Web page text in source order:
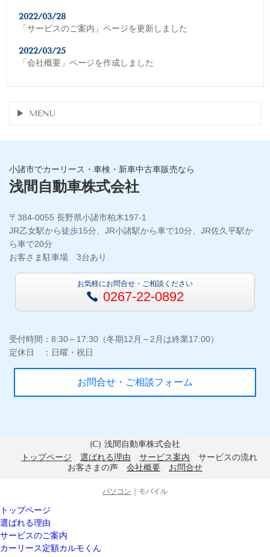
2022/03/28
「サービスのご案内」ページを更新しました
2022/03/25
「会社概要」ページを作成しました
MENU
小諸市でカーリース・車検・新車中古車販売なら
浅間自動車株式会社
〒384-0055 長野県小諸市柏木197-1
JR乙女駅から徒歩15分、JR小諸駅から車で10分、JR佐久平駅か
ら車で20分
お客さま駐車場 3台あり
お気軽にお問合せ・ご相談ください
0267-22-0892
受付時間：8:30～17:30（冬期12月～2月は終業17:00）
定休日 ：日曜・祝日
お問合せ・ご相談フォーム
(C) 浅間自動車株式会社
トップページ
選ばれる理由 サービス案内
サービスの流れ
お客さまの声
会社概要 お問合せ
パソコン ｜モバイル
トップページ
選ばれる理由
サービスのご案内
カーリース定額カルモくん